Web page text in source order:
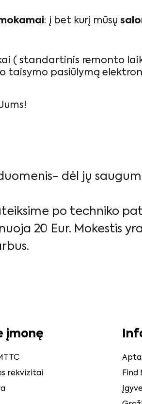
: į bet kurį mūsų
( standartinis remonto
taisymo pasiūlymą
dėl jų
po techniko
20 Eur. Mokestis
įmonę
rekvizitai
Find